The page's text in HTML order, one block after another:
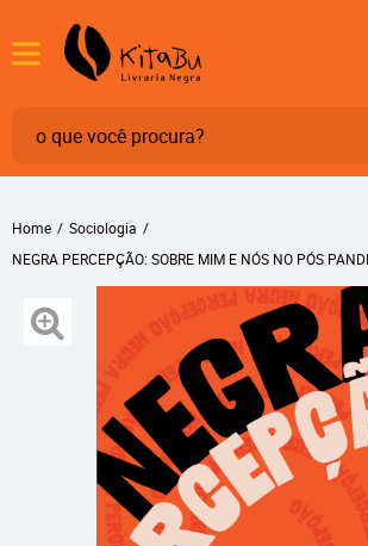
Home
Sociologia
NEGRA PERCEPÇÃO: SOBRE MIM E NÓS NO PÓS